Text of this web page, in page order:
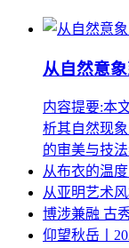
从自然意
内容提要:本
析其自然现
的审美与技
从布衣的温
从亚明艺术
博涉兼融 古
仰望秋岳丨